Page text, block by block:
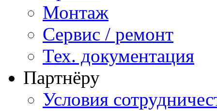
Монтаж
Сервис / ремонт
Тех. документация
Партнёру
Условия